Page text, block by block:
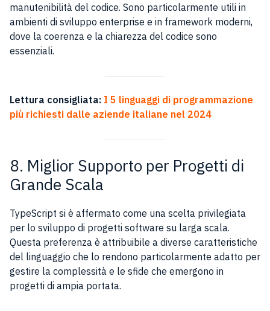
manutenibilità del codice. Sono particolarmente utili in
ambienti di sviluppo enterprise e in framework moderni,
dove la coerenza e la chiarezza del codice sono
essenziali.
Lettura consigliata: I 5 linguaggi di programmazione
più richiesti dalle aziende italiane nel 2024
8. Miglior Supporto per Progetti di
Grande Scala
TypeScript si è affermato come una scelta privilegiata
per lo sviluppo di progetti software su larga scala.
Questa preferenza è attribuibile a diverse caratteristiche
del linguaggio che lo rendono particolarmente adatto per
gestire la complessità e le sfide che emergono in
progetti di ampia portata.